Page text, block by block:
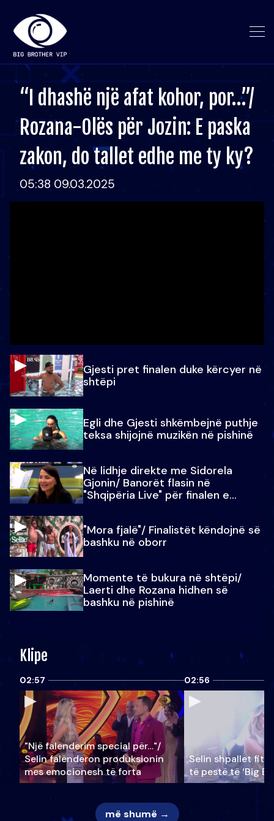
“I dhashë një afat kohor, por…”/
Rozana-Olës për Jozin: E paska
zakon, do tallet edhe me ty ky?
05:38 09.03.2025
Gjesti pret finalen duke kërcyer në
shtëpi
Egli dhe Gjesti shkëmbejnë puthje
teksa shijojnë muzikën në pishinë
Në lidhje direkte me Sidorela
Gjonin/ Banorët flasin në
"Shqipëria Live" për finalen e
"Mora fjalë"/ Finalistët këndojnë së
bashku në oborr
Momente të bukura në shtëpi/
Laerti dhe Rozana hidhen së
bashku në pishinë
Klipe
02:57
"Një falenderim special për…"/
Selin falënderon produksionin
mes emocionesh të forta
02:56
Selin shpallet
të pestë të ‘Big
më shumë →